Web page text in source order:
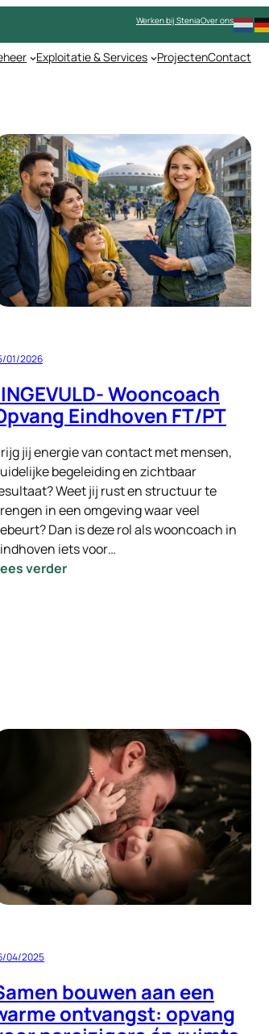
Werken bij SteniaOver ons
Exploitatie & Services ProjectenContact
01/2026
Wooncoach
Eindhoven FT/PT
jij energie van contact met mensen,
begeleiding en zichtbaar
Weet jij rust en structuur te
in een omgeving waar veel
Dan is deze rol als wooncoach in
iets voor…
verder:
04/2025
bouwen aan een
ontvangst: opvang